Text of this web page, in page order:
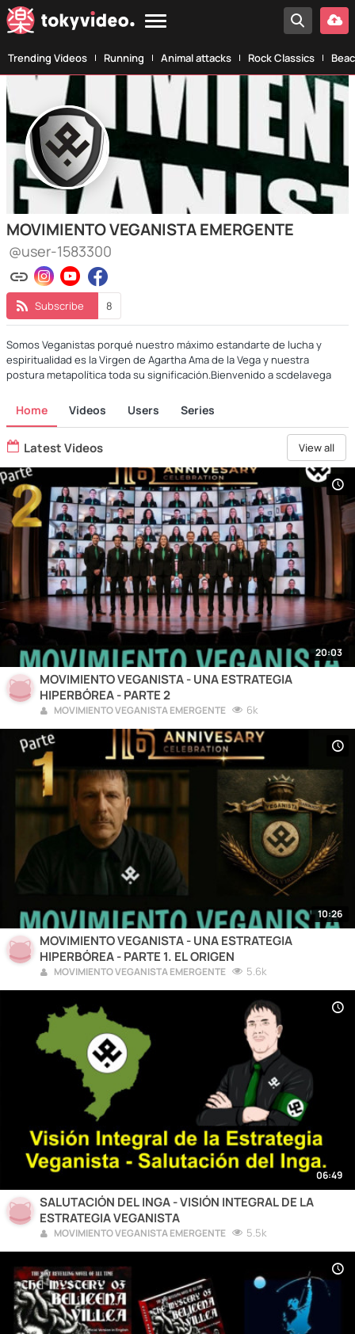
Trending Videos Running Animal attacks Rock Classics
MOVIMIENTO VEGANISTA EMERGENTE
@user-1583300
Subscribe 8
Somos Veganistas porqué nuestro máximo estandarte de lucha y
espiritualidad es la Virgen de Agartha Ama de la Vega y nuestra
postura metapolítica toda su significación.Bienvenido a scdelavega
Home Videos Users Series
Latest Videos View all
20:03
MOVIMIENTO VEGANISTA - UNA ESTRATEGIA
HIPERBÓREA - PARTE 2
MOVIMIENTO VEGANISTA EMERGENTE 6k
10:26
MOVIMIENTO VEGANISTA - UNA ESTRATEGIA
HIPERBÓREA - PARTE 1. EL ORIGEN
MOVIMIENTO VEGANISTA EMERGENTE 5.6k
06:49
SALUTACIÓN DEL INGA - VISIÓN INTEGRAL DE LA
ESTRATEGIA VEGANISTA
MOVIMIENTO VEGANISTA EMERGENTE 5.5k